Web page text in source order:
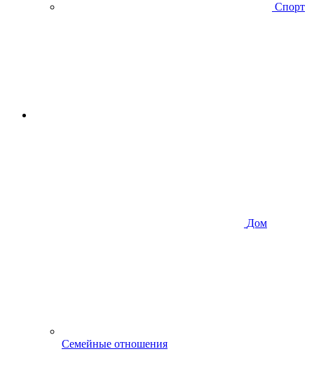
Спорт
Дом
Семейные отношения